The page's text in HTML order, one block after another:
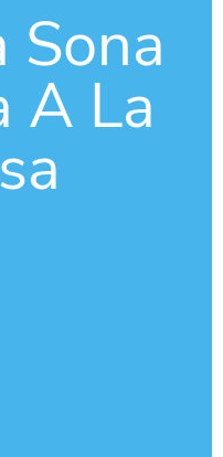
Sona
A La